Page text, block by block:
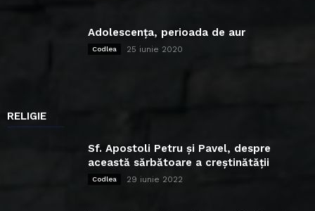
Adolescența, perioada de aur
Codlea 25 iunie 2020
RELIGIE
Sf. Apostoli Petru și Pavel, despre
această sărbătoare a creștinătății
Codlea 29 iunie 2022